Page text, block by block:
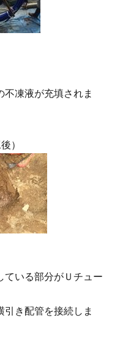
凍液が充填されま
）
ている部分がＵチュー
き配管を接続しま